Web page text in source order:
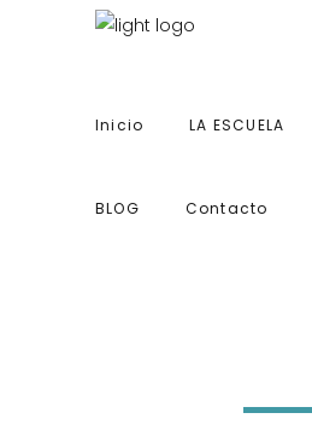
Inicio LA ESCUELA
BLOG Contacto